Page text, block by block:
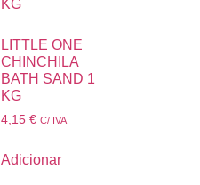
LITTLE ONE
CHINCHILA
BATH SAND 1
KG
4,15 € C/ IVA
Adicionar